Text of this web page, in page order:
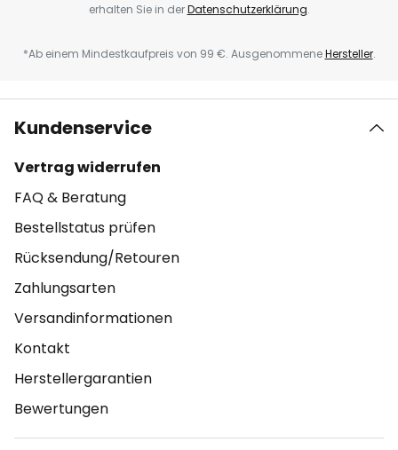
erhalten Sie in derDatenschutzerklärung.
*Ab einem Mindestkaufpreis von 99 €. AusgenommeneHersteller.
Kundenservice
Vertrag widerrufen
FAQ & Beratung
Bestellstatus prüfen
Rücksendung/Retouren
Zahlungsarten
Versandinformationen
Kontakt
Herstellergarantien
Bewertungen